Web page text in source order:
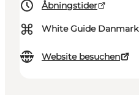
Åbningstider
⌘ White Guide Danmark
Website besuchen